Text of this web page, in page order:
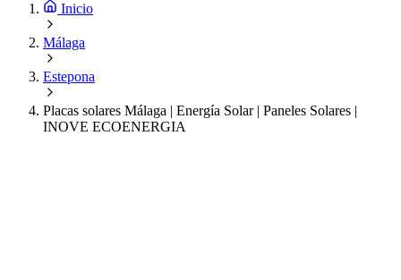
Inicio
Málaga
Estepona
Placas solares Málaga | Energía Solar | Paneles Solares |
INOVE ECOENERGIA